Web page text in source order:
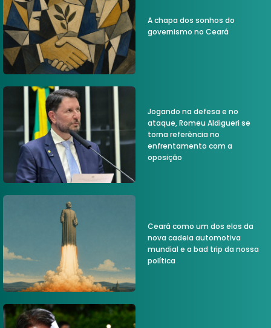
A chapa dos sonhos do
governismo no Ceará
Jogando na defesa e no
ataque, Romeu Aldigueri se
torna referência no
enfrentamento com a
oposição
Ceará como um dos elos da
nova cadeia automotiva
mundial e a bad trip da nossa
política